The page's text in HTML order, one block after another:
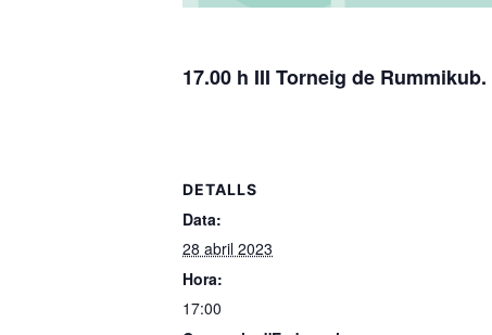
17.00 h III Torneig de Rummikub.
DETALLS
Data:
28 abril 2023
Hora:
17:00